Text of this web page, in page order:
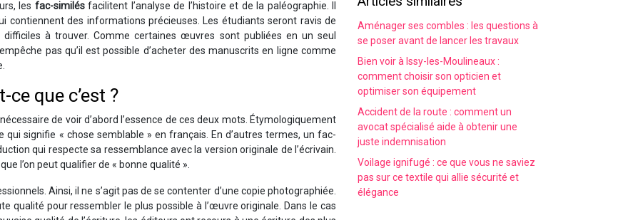
les fac-similésfacilitent l’analyse de l’histoire et de la paléographie. Il
contiennent des informations précieuses. Les étudiants seront ravis de
à trouver. Comme certaines œuvres sont publiées en un seul
pas qu’il est possible d’acheter des manuscrits en ligne comme
que c’est ?
de voir d’abord l’essence de ces deux mots. Étymologiquement
signifie « chose semblable » en français. En d’autres termes, un fac-
qui respecte sa ressemblance avec la version originale de l’écrivain.
l’on peut qualifier de « bonne qualité ».
Ainsi, il ne s’agit pas de se contenter d’une copie photographiée.
qualité pour ressembler le plus possible à l’œuvre originale. Dans le cas
Aménager ses combles : les questions à
se poser avant de lancer les travaux
Bien voir à Issy-les-Moulineaux :
comment choisir son opticien et
optimiser son équipement
Accident de la route : comment un
avocat spécialisé aide à obtenir une
juste indemnisation
Voilage ignifugé : ce que vous ne saviez
pas sur ce textile qui allie sécurité et
élégance